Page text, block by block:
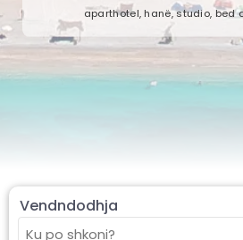
aparthotel, hanë, studio, bed
Vendndodhja